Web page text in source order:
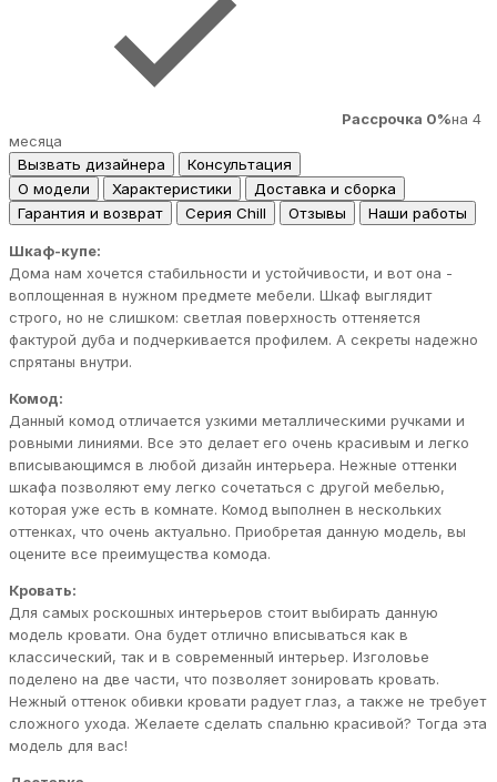
Рассрочка 0%на 4
месяца
Вызвать дизайнера
Консультация
О модели
Характеристики
Доставка и сборка
Гарантия и возврат
Серия Chill Отзывы Наши работы
Шкаф-купе:
Дома нам хочется стабильности и устойчивости, и вот она -
воплощенная в нужном предмете мебели. Шкаф выглядит
строго, но не слишком: светлая поверхность оттеняется
фактурой дуба и подчеркивается профилем. А секреты надежно
спрятаны внутри.
Комод:
Данный комод отличается узкими металлическими ручками и
ровными линиями. Все это делает его очень красивым и легко
вписывающимся в любой дизайн интерьера. Нежные оттенки
шкафа позволяют ему легко сочетаться с другой мебелью,
которая уже есть в комнате. Комод выполнен в нескольких
оттенках, что очень актуально. Приобретая данную модель, вы
оцените все преимущества комода.
Кровать:
Для самых роскошных интерьеров стоит выбирать данную
модель кровати. Она будет отлично вписываться как в
классический, так и в современный интерьер. Изголовье
поделено на две части, что позволяет зонировать кровать.
Нежный оттенок обивки кровати радует глаз, а также не требует
сложного ухода. Желаете сделать спальню красивой? Тогда эта
модель для вас!